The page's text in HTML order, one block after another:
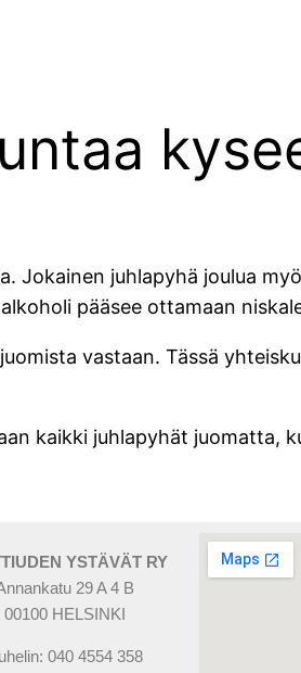
Jokainen juhlapyhä joulua
pääsee ottamaan
vastaan. Tässä
kaikki juhlapyhät juomatta,
YSTÄVÄT RY
29 A 4 B
00100 HELSINKI
040 4554 358